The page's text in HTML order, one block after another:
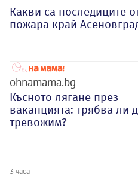
Какви са последиците
пожара край
ohnamama.bg
Късното лягане през
ваканцията: трябва ли
тревожим?
3 часа